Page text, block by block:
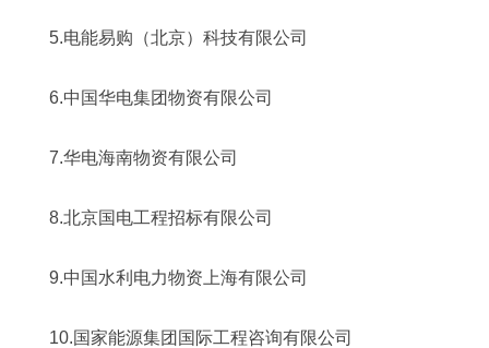
5.电能易购（北京）科技有限公司
6.中国华电集团物资有限公司
7.华电海南物资有限公司
8.北京国电工程招标有限公司
9.中国水利电力物资上海有限公司
10.国家能源集团国际工程咨询有限公司